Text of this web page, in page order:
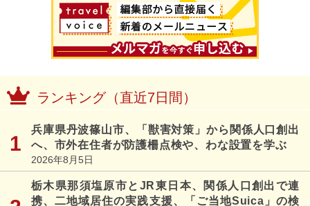
ランキング（直近7日間）
兵庫県丹波篠山市、「獣害対策」から関係人口創出
へ、市外在住者が防護柵点検や、わな設置を学ぶ
2026年8月5日
栃木県那須塩原市とJR東日本、関係人口創出で連
携、二地域居住の実践支援、「ご当地Suica」の検